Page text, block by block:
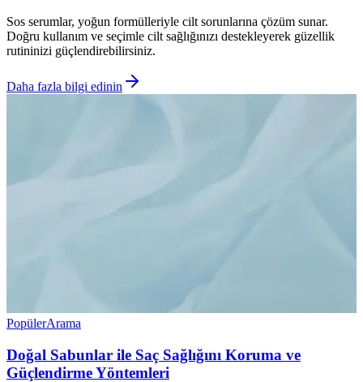
Sos serumlar, yoğun formülleriyle cilt sorunlarına çözüm sunar.
Doğru kullanım ve seçimle cilt sağlığınızı destekleyerek güzellik
rutininizi güçlendirebilirsiniz.
Daha fazla bilgi edinin
PopülerArama
Doğal Sabunlar ile Saç Sağlığını Koruma ve
Güçlendirme Yöntemleri